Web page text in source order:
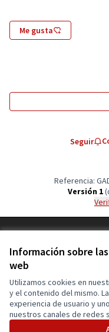
Información sobre
web
Utilizamos cookies en
y el contenido del mismo.
experiencia de usuario y
nuestros canales de redes
Me gusta
Seguir
Referencia:
Versión 1
Configuración de cookies
Cuenca Participa en X
(Enlace externo)
Cuenca Participa en
(Enlace externo)
Cuenca Participa
(Enlace externo)
(Enlace externo)